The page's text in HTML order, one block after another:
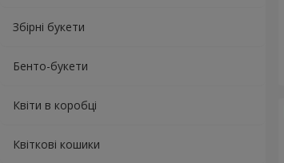
Збірні букети
Бенто-букети
Квіти в коробці
Квіткові кошики